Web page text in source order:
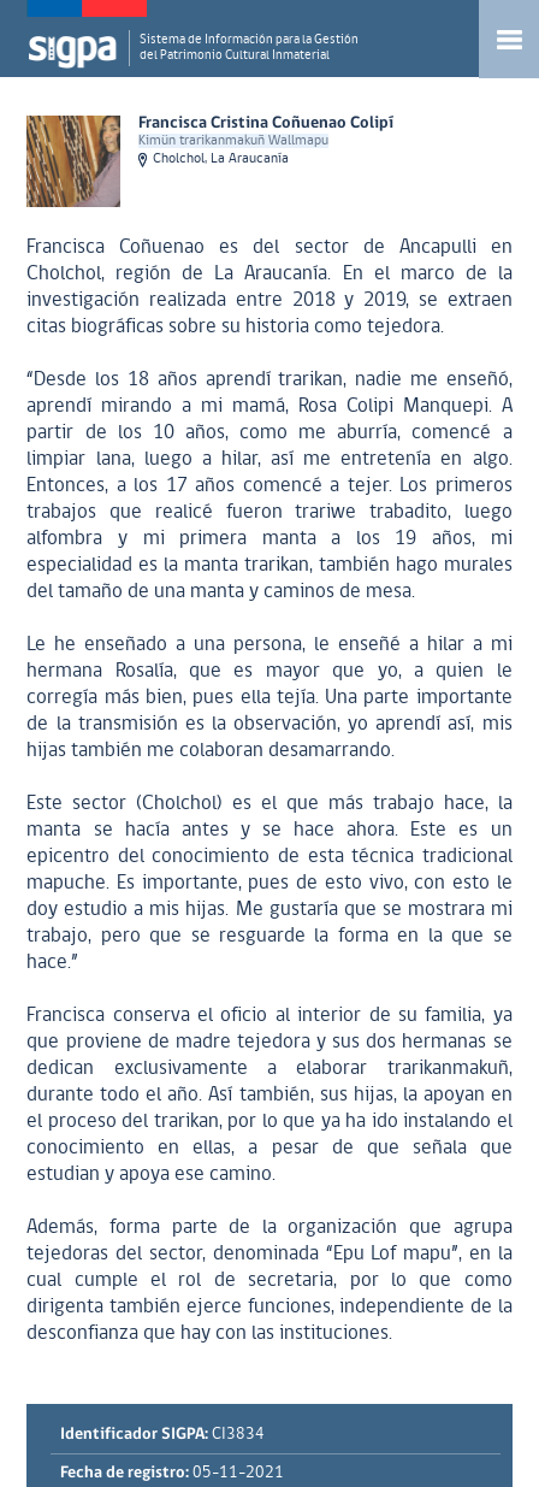
Sistema de Información para la Gestión
del Patrimonio Cultural Inmaterial
Francisca Cristina Coñuenao Colipí
Kimün trarikanmakuñ Wallmapu
Cholchol, La Araucanía
Francisca Coñuenao es del sector de Ancapulli en
Cholchol, región de La Araucanía. En el marco de la
investigación realizada entre 2018 y 2019, se extraen
citas biográficas sobre su historia como tejedora.
“Desde los 18 años aprendí trarikan, nadie me enseñó,
aprendí mirando a mi mamá, Rosa Colipi Manquepi. A
partir de los 10 años, como me aburría, comencé a
limpiar lana, luego a hilar, así me entretenía en algo.
Entonces, a los 17 años comencé a tejer. Los primeros
trabajos que realicé fueron trariwe trabadito, luego
alfombra y mi primera manta a los 19 años, mi
especialidad es la manta trarikan, también hago murales
del tamaño de una manta y caminos de mesa.
Le he enseñado a una persona, le enseñé a hilar a mi
hermana Rosalía, que es mayor que yo, a quien le
corregía más bien, pues ella tejía. Una parte importante
de la transmisión es la observación, yo aprendí así, mis
hijas también me colaboran desamarrando.
Este sector (Cholchol) es el que más trabajo hace, la
manta se hacía antes y se hace ahora. Este es un
epicentro del conocimiento de esta técnica tradicional
mapuche. Es importante, pues de esto vivo, con esto le
doy estudio a mis hijas. Me gustaría que se mostrara mi
trabajo, pero que se resguarde la forma en la que se
hace.”
Francisca conserva el oficio al interior de su familia, ya
que proviene de madre tejedora y sus dos hermanas se
dedican exclusivamente a elaborar trarikanmakuñ,
durante todo el año. Así también, sus hijas, la apoyan en
el proceso del trarikan, por lo que ya ha ido instalando el
conocimiento en ellas, a pesar de que señala que
estudian y apoya ese camino.
Además, forma parte de la organización que agrupa
tejedoras del sector, denominada “Epu Lof mapu”, en la
cual cumple el rol de secretaria, por lo que como
dirigenta también ejerce funciones, independiente de la
desconfianza que hay con las instituciones.
Identificador SIGPA: CI3834
Fecha de registro: 05-11-2021